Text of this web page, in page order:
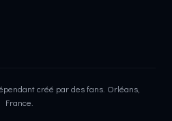
créé par des fans. Orléans,
France.